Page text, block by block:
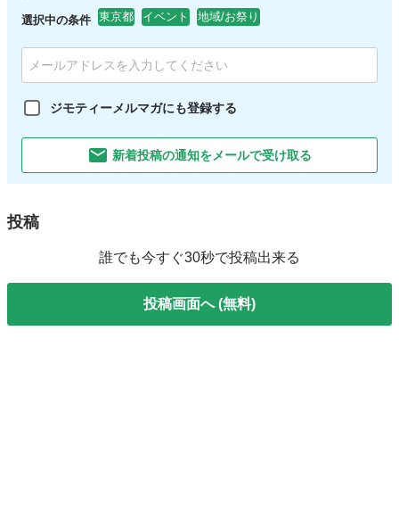
選択中の条件 東京都 イベント 地域/お祭り
ジモティーメルマガにも登録する
新着投稿の通知をメールで受け取る
投稿
誰でも今すぐ30秒で投稿出来る
投稿画面へ (無料)